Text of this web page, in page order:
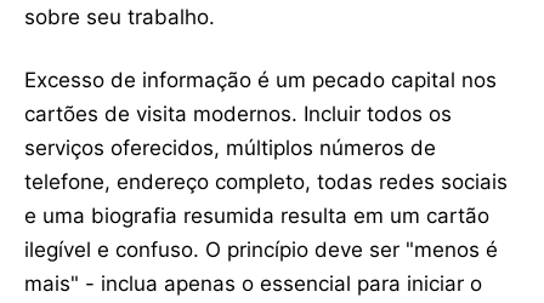
sobre seu trabalho.
Excesso de informação é um pecado capital nos
cartões de visita modernos. Incluir todos os
serviços oferecidos, múltiplos números de
telefone, endereço completo, todas redes sociais
e uma biografia resumida resulta em um cartão
ilegível e confuso. O princípio deve ser "menos é
mais" - inclua apenas o essencial para iniciar o